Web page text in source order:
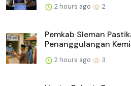
2 hours ago 2
Pemkab Sleman
Penanggulangan
2 hours ago 3